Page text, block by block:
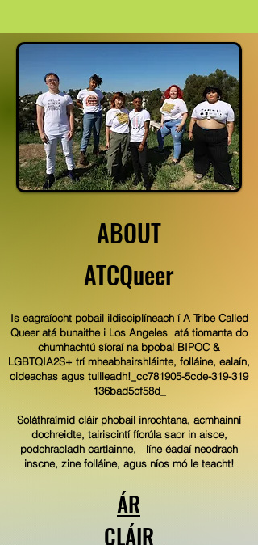
ABOUT
ATCQueer
Is eagraíocht pobail ildisciplíneach í A Tribe Called
Queer atá bunaithe i Los Angeles atá tiomanta do
chumhachtú síoraí na bpobal BIPOC &
LGBTQIA2S+ trí mheabhairshláinte, folláine, ealaín,
oideachas agus tuilleadh!_cc781905-5cde-319-319
136bad5cf58d_
Soláthraímid cláir phobail inrochtana, acmhainní
dochreidte, tairiscintí fíorúla saor in aisce,
podchraoladh cartlainne,
líne éadaí neodrach
inscne, zine folláine, agus níos mó le teacht!
ÁR
CLÁIR